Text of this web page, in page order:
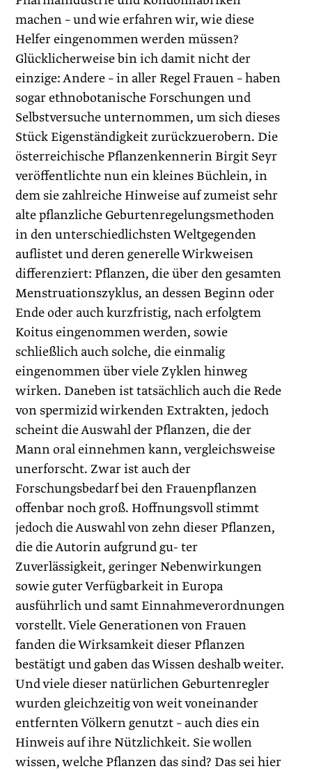
machen – und wie erfahren wir, wie diese
Helfer eingenommen werden müssen?
Glücklicherweise bin ich damit nicht der
einzige: Andere – in aller Regel Frauen – haben
sogar ethnobotanische Forschungen und
Selbstversuche unternommen, um sich dieses
Stück Eigenständigkeit zurückzuerobern. Die
österreichische Pflanzenkennerin Birgit Seyr
veröffentlichte nun ein kleines Büchlein, in
dem sie zahlreiche Hinweise auf zumeist sehr
alte pflanzliche Geburtenregelungsmethoden
in den unterschiedlichsten Weltgegenden
auflistet und deren generelle Wirkweisen
differenziert: Pflanzen, die über den gesamten
Menstruationszyklus, an dessen Beginn oder
Ende oder auch kurzfristig, nach erfolgtem
Koitus eingenommen werden, sowie
schließlich auch solche, die einmalig
eingenommen über viele Zyklen hinweg
wirken. Daneben ist tatsächlich auch die Rede
von spermizid wirkenden Extrakten, jedoch
scheint die Auswahl der Pflanzen, die der
Mann oral einnehmen kann, vergleichsweise
unerforscht. Zwar ist auch der
Forschungsbedarf bei den Frauenpflanzen
offenbar noch groß. Hoffnungsvoll stimmt
jedoch die Auswahl von zehn dieser Pflanzen,
die die Autorin aufgrund gu- ter
Zuverlässigkeit, geringer Nebenwirkungen
sowie guter Verfügbarkeit in Europa
ausführlich und samt Einnahmeverordnungen
vorstellt. Viele Generationen von Frauen
fanden die Wirksamkeit dieser Pflanzen
bestätigt und gaben das Wissen deshalb weiter.
Und viele dieser natürlichen Geburtenregler
wurden gleichzeitig von weit voneinander
entfernten Völkern genutzt – auch dies ein
Hinweis auf ihre Nützlichkeit. Sie wollen
wissen, welche Pflanzen das sind? Das sei hier